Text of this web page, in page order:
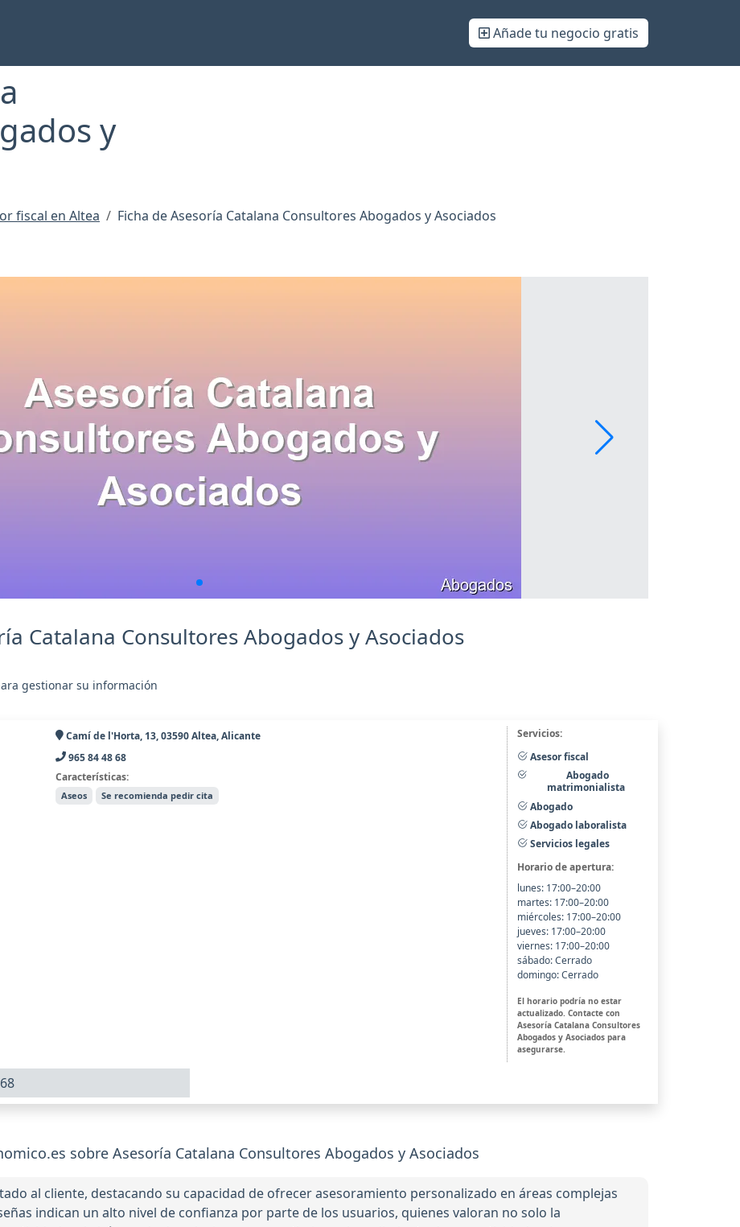
Añade tu negocio gratis
y
fiscal en Altea Ficha de Asesoría Catalana Consultores Abogados y Asociados
Catalana Consultores Abogados y Asociados
gestionar su información
Camí de l'Horta, 13, 03590 Altea, Alicante
965 84 48 68
Características:
Aseos Se recomienda pedir cita
Servicios:
Asesor fiscal
Abogado
matrimonialista
Abogado
Abogado laboralista
Servicios legales
Horario de apertura:
lunes: 17:00–20:00
martes: 17:00–20:00
miércoles: 17:00–20:00
jueves: 17:00–20:00
viernes: 17:00–20:00
sábado: Cerrado
domingo: Cerrado
El horario podría no estar
actualizado. Contacte con
Asesoría Catalana Consultores
Abogados y Asociados para
asegurarse.
sobre Asesoría Catalana Consultores Abogados y Asociados
al cliente, destacando su capacidad de ofrecer asesoramiento personalizado en áreas complejas
indican un alto nivel de confianza por parte de los usuarios, quienes valoran no solo la